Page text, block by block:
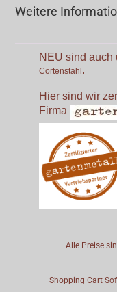
Weitere
NEU sind auch
Cortenstahl .
Hier sind wir
Firma
Alle Preise
Shopping Cart